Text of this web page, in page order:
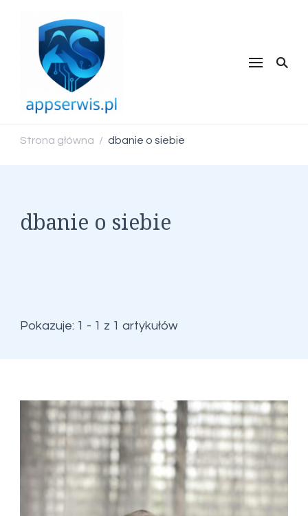
Strona główna / dbanie o siebie
dbanie o siebie
Pokazuje: 1 - 1 z 1 artykułów